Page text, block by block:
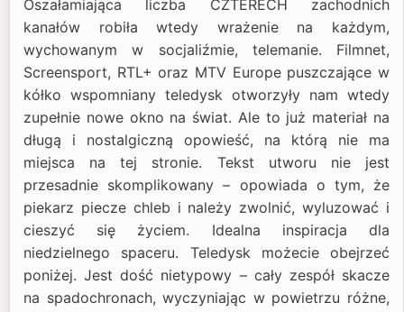
Oszałamiająca liczba CZTERECH zachodnich
kanałów robiła wtedy wrażenie na każdym,
wychowanym w socjaliźmie, telemanie. Filmnet,
Screensport, RTL+ oraz MTV Europe puszczające w
kółko wspomniany teledysk otworzyły nam wtedy
zupełnie nowe okno na świat. Ale to już materiał na
długą i nostalgiczną opowieść, na którą nie ma
miejsca na tej stronie. Tekst utworu nie jest
przesadnie skomplikowany – opowiada o tym, że
piekarz piecze chleb i należy zwolnić, wyluzować i
cieszyć się życiem. Idealna inspiracja dla
niedzielnego spaceru. Teledysk możecie obejrzeć
poniżej. Jest dość nietypowy – cały zespół skacze
na spadochronach, wyczyniając w powietrzu różne,